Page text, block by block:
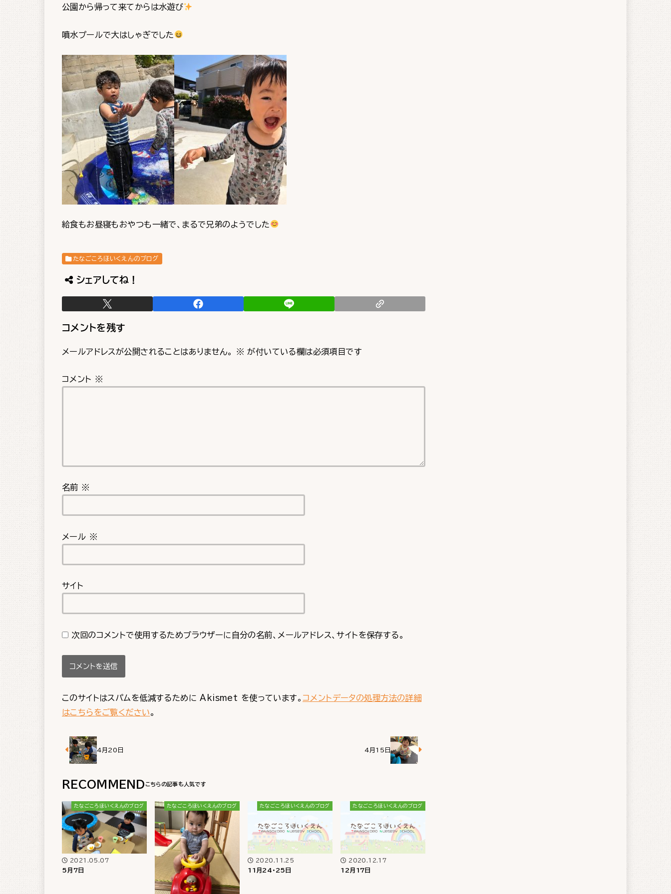
公園から帰って来てからは水遊び
噴水プールで大はしゃぎでした
給食もお昼寝もおやつも一緒で、まるで兄弟のようでした
たなごころほいくえんのブログ
シェアしてね！
コメントを残す
メールアドレスが公開されることはありません。 ※ が付いている欄は必須項目です
コメント ※
名前 ※
メール ※
サイト
次回のコメントで使用するためブラウザーに自分の名前、メールアドレス、サイトを保存する。
このサイトはスパムを低減するために Akismet を使っています。 コメントデータの処理方法の詳細
はこちらをご覧ください。
4月20日 4月15日
RECOMMEND
たなごころほいくえんのブログ
2021.05.07
5月7日
たなごころほいくえんのブログ たなごころほいくえんのブログ
2020.11.25
11月24・25日
たなごころほいくえんのブログ
2020.12.17
12月17日